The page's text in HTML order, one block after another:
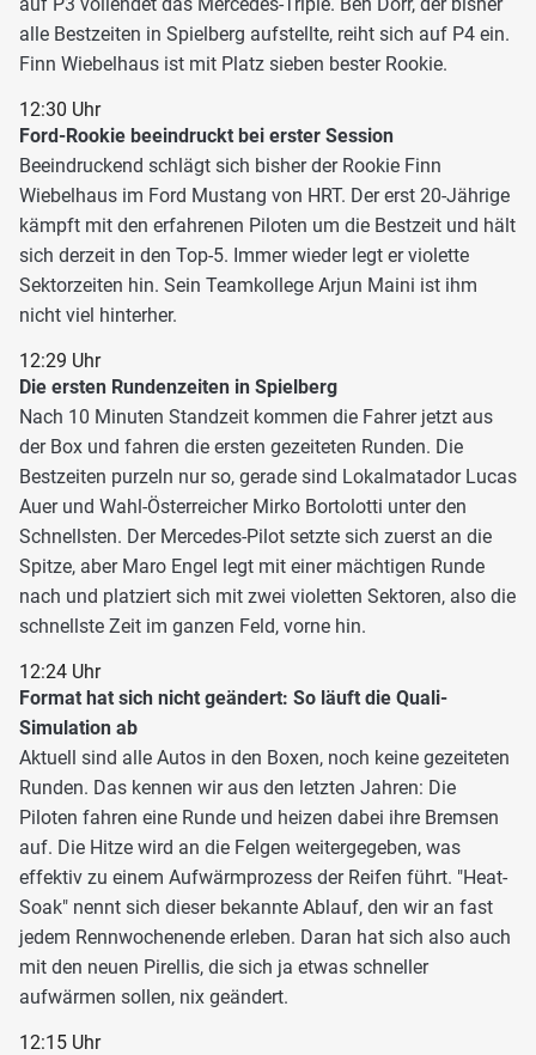
alle Bestzeiten in Spielberg aufstellte, reiht sich auf P4 ein.
Finn Wiebelhaus ist mit Platz sieben bester Rookie.
12:30 Uhr
Ford-Rookie beeindruckt bei erster Session
Beeindruckend schlägt sich bisher der Rookie Finn
Wiebelhaus im Ford Mustang von HRT. Der erst 20-Jährige
kämpft mit den erfahrenen Piloten um die Bestzeit und hält
sich derzeit in den Top-5. Immer wieder legt er violette
Sektorzeiten hin. Sein Teamkollege Arjun Maini ist ihm
nicht viel hinterher.
12:29 Uhr
Die ersten Rundenzeiten in Spielberg
Nach 10 Minuten Standzeit kommen die Fahrer jetzt aus
der Box und fahren die ersten gezeiteten Runden. Die
Bestzeiten purzeln nur so, gerade sind Lokalmatador Lucas
Auer und Wahl-Österreicher Mirko Bortolotti unter den
Schnellsten. Der Mercedes-Pilot setzte sich zuerst an die
Spitze, aber Maro Engel legt mit einer mächtigen Runde
nach und platziert sich mit zwei violetten Sektoren, also die
schnellste Zeit im ganzen Feld, vorne hin.
12:24 Uhr
Format hat sich nicht geändert: So läuft die Quali-
Simulation ab
Aktuell sind alle Autos in den Boxen, noch keine gezeiteten
Runden. Das kennen wir aus den letzten Jahren: Die
Piloten fahren eine Runde und heizen dabei ihre Bremsen
auf. Die Hitze wird an die Felgen weitergegeben, was
effektiv zu einem Aufwärmprozess der Reifen führt. "Heat-
Soak" nennt sich dieser bekannte Ablauf, den wir an fast
jedem Rennwochenende erleben. Daran hat sich also auch
mit den neuen Pirellis, die sich ja etwas schneller
aufwärmen sollen, nix geändert.
12:15 Uhr